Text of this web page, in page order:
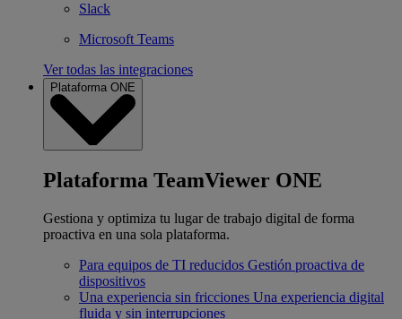
Slack
Microsoft Teams
Ver todas las integraciones
Plataforma ONE
Plataforma TeamViewer ONE
Gestiona y optimiza tu lugar de trabajo digital de forma
proactiva en una sola plataforma.
Para equipos de TI reducidos Gestión proactiva de
dispositivos
Una experiencia sin fricciones Una experiencia digital
fluida y sin interrupciones